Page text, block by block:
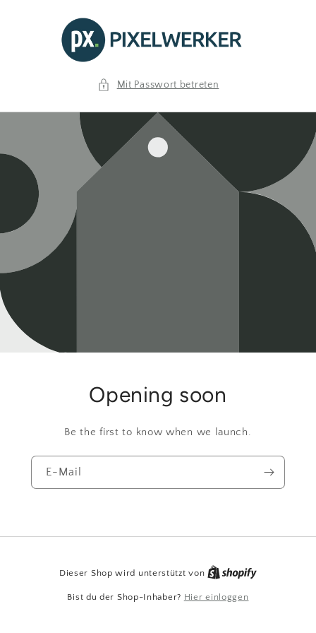
Mit Passwort betreten
Opening soon
Be the first to know when we launch.
E-Mail
Dieser Shop wird unterstützt von
Bist du der Shop-Inhaber? Hier einloggen